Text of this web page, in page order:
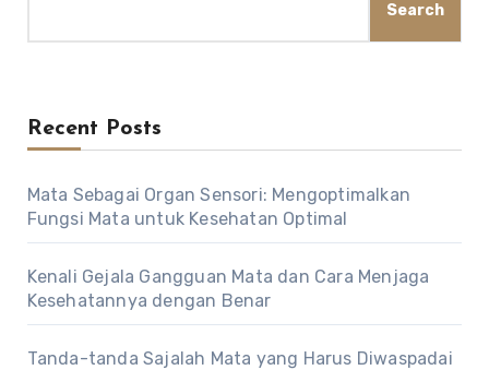
Search
Recent Posts
Mata Sebagai Organ Sensori: Mengoptimalkan
Fungsi Mata untuk Kesehatan Optimal
Kenali Gejala Gangguan Mata dan Cara Menjaga
Kesehatannya dengan Benar
Tanda-tanda Sajalah Mata yang Harus Diwaspadai